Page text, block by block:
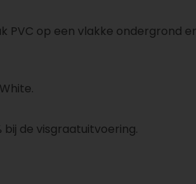
PVC op een vlakke ondergrond
bij de visgraatuitvoering.